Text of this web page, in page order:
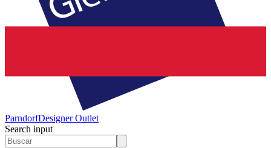
ParndorfDesigner Outlet
Search input